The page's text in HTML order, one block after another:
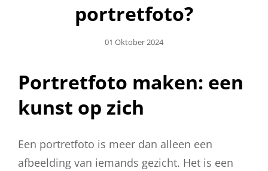
portretfoto?
Geplaatst
01 Oktober 2024
Portretfoto maken: een
kunst op zich
Een portretfoto is meer dan alleen een
afbeelding van iemands gezicht. Het is een